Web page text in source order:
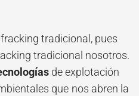
tradicional, pues
tradicional nosotros.
de explotación
que nos abren la